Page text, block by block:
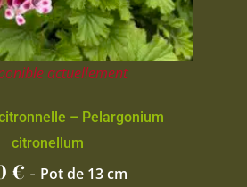
actuellement
– Pelargonium
citronellum
€ - Pot de 13 cm